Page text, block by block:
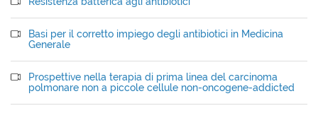
Basi per il corretto impiego degli antibiotici in Medicina
Generale
Prospettive nella terapia di prima linea del carcinoma
polmonare non a piccole cellule non-oncogene-addicted